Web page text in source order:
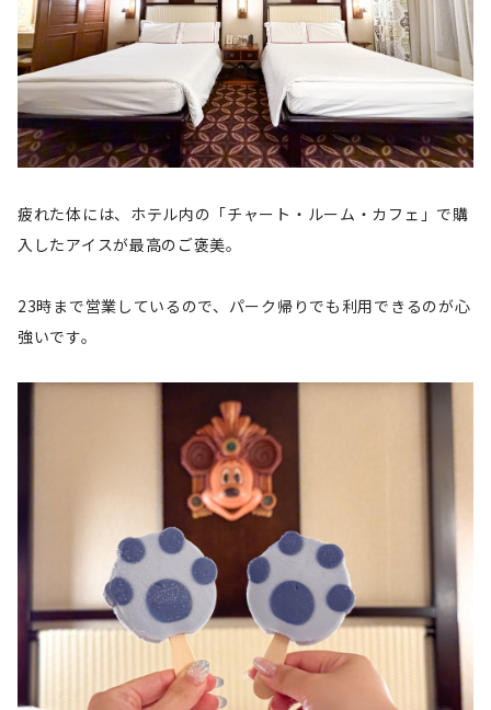
疲れた体には、ホテル内の「チャート・ルーム・カフェ」で購
入したアイスが最高のご褒美。
23時まで営業しているので、パーク帰りでも利用できるのが心
強いです。